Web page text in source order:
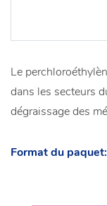
Le
dans les secteurs
dégraissage des
Format du